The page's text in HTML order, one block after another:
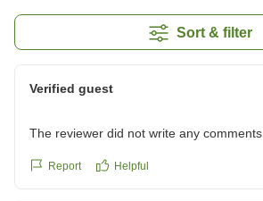
Sort & filter
Verified guest
The reviewer did not write any comments.
Report Helpful